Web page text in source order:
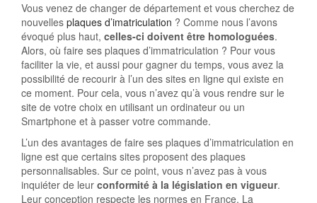
Vous venez de changer de département et vous cherchez de
nouvelles plaques d’imatriculation ? Comme nous l’avons
évoqué plus haut, celles-ci doivent être homologuées.
Alors, où faire ses plaques d’immatriculation ? Pour vous
faciliter la vie, et aussi pour gagner du temps, vous avez la
possibilité de recourir à l’un des sites en ligne qui existe en
ce moment. Pour cela, vous n’avez qu’à vous rendre sur le
site de votre choix en utilisant un ordinateur ou un
Smartphone et à passer votre commande.
L’un des avantages de faire ses plaques d’immatriculation en
ligne est que certains sites proposent des plaques
personnalisables. Sur ce point, vous n’avez pas à vous
inquiéter de leur conformité à la législation en vigueur.
Leur conception respecte les normes en France. La